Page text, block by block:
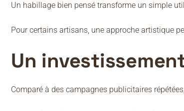
Un habillage bien pensé transforme un simple
Pour certains artisans, une approche artistique
Un
Comparé à des campagnes publicitaires